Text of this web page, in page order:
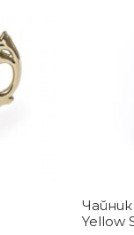
Yellow